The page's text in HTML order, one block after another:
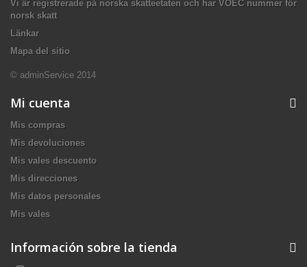
Vi är registrerade på norska skatteetaten och har VOEC nummer för
norsk skatt
Länkar
Mapa del sitio
© adminService 2014
Mi cuenta
Mis compras
Mis devoluciones
Mis vales descuento
Mis direcciones
Mis datos personales
Mis vales
Información sobre la tienda